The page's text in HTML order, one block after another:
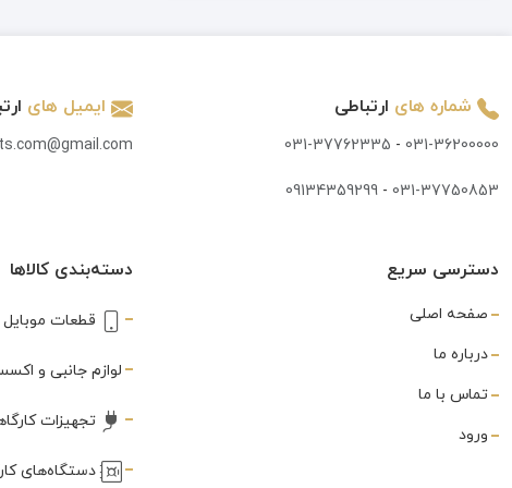
تبدیل
خمیر قلع
درب سیم
درب پشت
شماره های ارتباطی
031-36200000
-
031-37762335
031-37750853
-
09134359299
ایمیل های
دسترسی سریع
صفحه اصلی
درباره ما
تماس با ما
ورود
دسته‌بندی کالاها
قطعات موبایل
لوازم جانبی و
تجهیزات
دستگاه‌های